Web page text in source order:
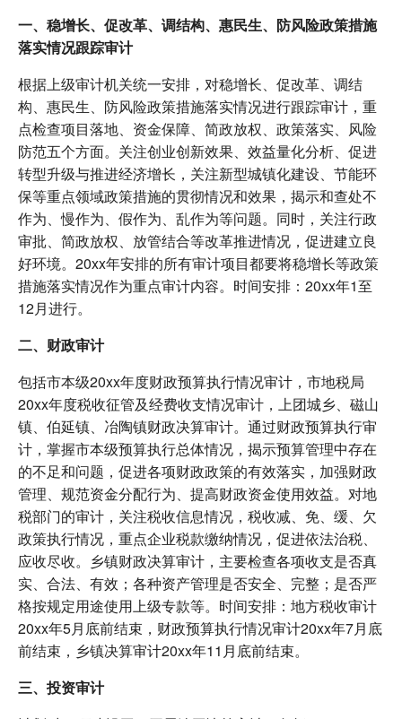
一、稳增长、促改革、调结构、惠民生、防风险政策措施
落实情况跟踪审计
根据上级审计机关统一安排，对稳增长、促改革、调结
构、惠民生、防风险政策措施落实情况进行跟踪审计，重
点检查项目落地、资金保障、简政放权、政策落实、风险
防范五个方面。关注创业创新效果、效益量化分析、促进
转型升级与推进经济增长，关注新型城镇化建设、节能环
保等重点领域政策措施的贯彻情况和效果，揭示和查处不
作为、慢作为、假作为、乱作为等问题。同时，关注行政
审批、简政放权、放管结合等改革推进情况，促进建立良
好环境。20xx年安排的所有审计项目都要将稳增长等政策
措施落实情况作为重点审计内容。时间安排：20xx年1至
12月进行。
二、财政审计
包括市本级20xx年度财政预算执行情况审计，市地税局
20xx年度税收征管及经费收支情况审计，上团城乡、磁山
镇、伯延镇、冶陶镇财政决算审计。通过财政预算执行审
计，掌握市本级预算执行总体情况，揭示预算管理中存在
的不足和问题，促进各项财政政策的有效落实，加强财政
管理、规范资金分配行为、提高财政资金使用效益。对地
税部门的审计，关注税收信息情况，税收减、免、缓、欠
政策执行情况，重点企业税款缴纳情况，促进依法治税、
应收尽收。乡镇财政决算审计，主要检查各项收支是否真
实、合法、有效；各种资产管理是否安全、完整；是否严
格按规定用途使用上级专款等。时间安排：地方税收审计
20xx年5月底前结束，财政预算执行情况审计20xx年7月底
前结束，乡镇决算审计20xx年11月底前结束。
三、投资审计